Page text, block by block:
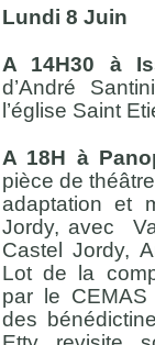
Lundi 8 Juin
A 14H30 à
d’André
l’église Saint
A 18H à
pièce de
adaptation et
Jordy, avec
Castel Jordy,
Lot de la
par le CEMAS
des